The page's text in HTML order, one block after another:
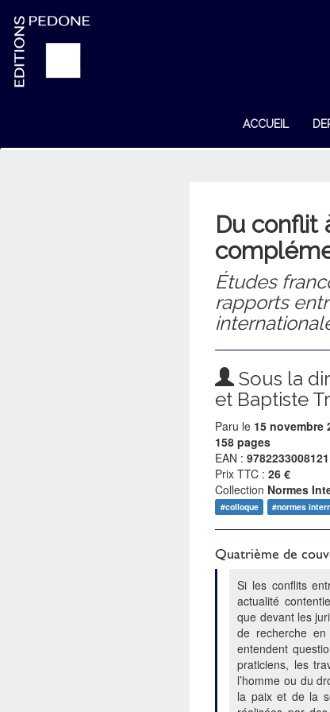
ACCUEIL
Du conflit
Études
rapports
Sous la
et Baptiste
Paru le 15 novembre
158 pages
EAN :9782233008121
Prix TTC :26 €
Collection Normes
#colloque #normes
Quatrième de
Si les conflits
actualité
que devant les
de recherche
entendent
praticiens, les
l’homme ou du
la paix et de la